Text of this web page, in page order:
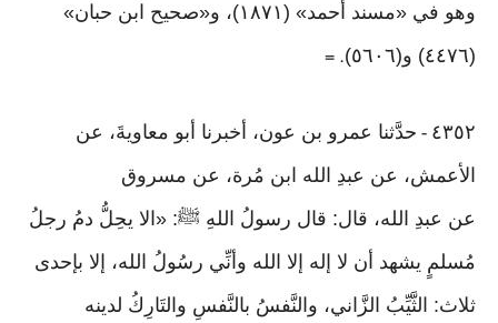
وهو في «مسند أحمد» (١٨٧١)، و«صحيح ابن حبان»
(٤٤٧٦) و(٥٦٠٦)
. =
٤٣٥٢ - حدَّثنا عمرو بن عون، أخبرنا أبو معاويةَ، عن
الأعمش، عن عبدِ الله ابن مُرة، عن مسروق
عن عبدِ الله، قال: قال رسولُ اللهِ ﷺ: «الا يحِلُّ دمُ رجلُ
مُسلمٍ يشهد أن لا إله إلا الله وأنِّي رسُولُ الله، إلا بإحدى
ثلاث: الثَّيِّبُ الزَّاني، والنَّفسُ بالنَّفسِ والتَارِكُ لدينه